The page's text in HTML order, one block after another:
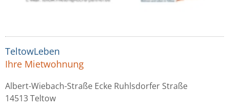
TeltowLeben
Ihre Mietwohnung
Albert-Wiebach-Straße Ecke Ruhlsdorfer Straße
14513 Teltow